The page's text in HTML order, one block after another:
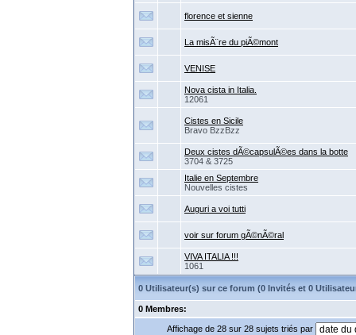
florence et sienne
La misÃ¨re du piÃ©mont
VENISE
Nova cista in Italia.
12061
Cistes en Sicile
Bravo BzzBzz
Deux cistes dÃ©capsulÃ©es dans la botte
3704 & 3725
Italie en Septembre
Nouvelles cistes
Auguri a voi tutti
voir sur forum gÃ©nÃ©ral
VIVA ITALIA !!!
1061
0 Utilisateur(s) sur ce forum (0 Invités et 0
0 Membres:
Affichage de 28 sur 28 sujets triés par